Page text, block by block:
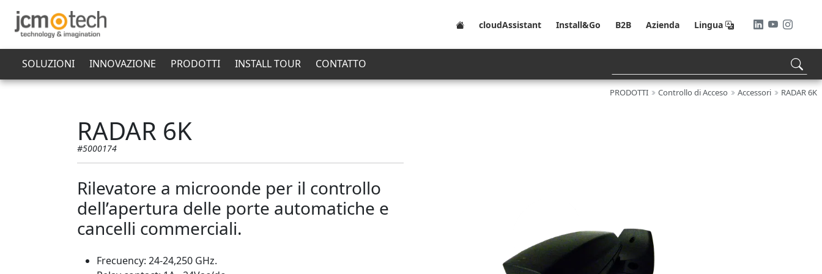
cloudAssistant Install&Go B2B Azienda Lingua
SOLUZIONI INNOVAZIONE PRODOTTI INSTALL TOUR CONTATTO
PRODOTTI Controllo di Acceso Accessori RADAR 6K
RADAR 6K
#5000174
Rilevatore a microonde per il controllo
dell’apertura delle porte automatiche e
cancelli commerciali.
Frecuency: 24-24,250 GHz.